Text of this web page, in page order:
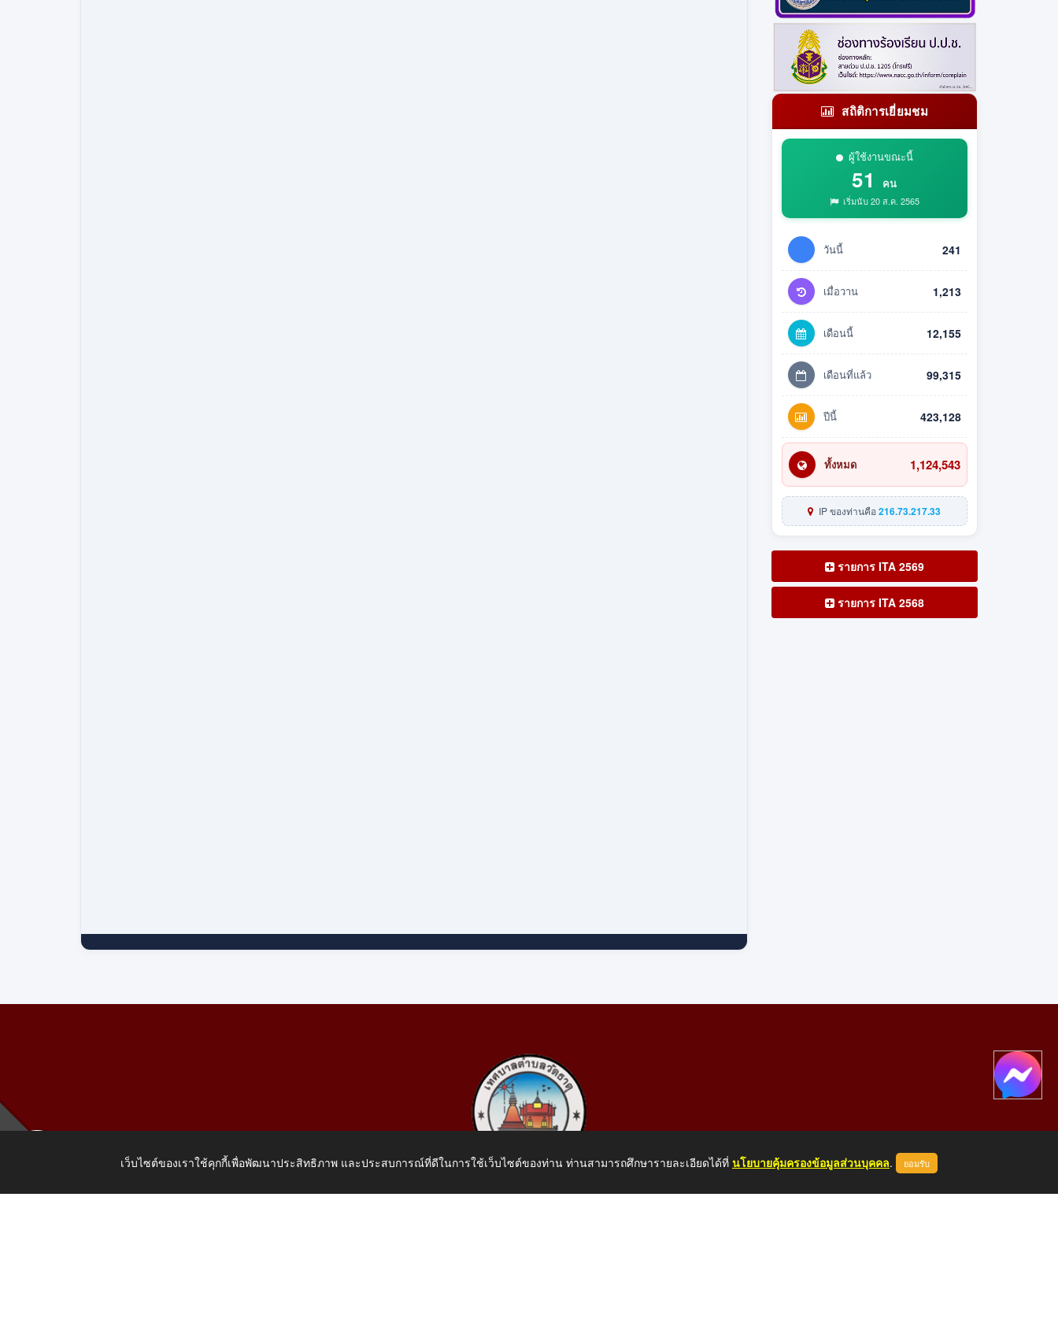
สถิติการเยี่ยมชม
ผู้ใช้งานขณะนี้
51 คน
เริ่มนับ 20 ส.ค. 2565
วันนี้ 241
เมื่อวาน 1,213
เดือนนี้ 12,155
เดือนที่แล้ว 99,315
ปีนี้ 423,128
ทั้งหมด 1,124,543
IP ของท่านคือ216.73.217.33
รายการ ITA 2569
รายการ ITA 2568
เว็บไซต์ของเราใช้คุกกี้เพื่อพัฒนาประสิทธิภาพ และประสบการณ์ที่ดีในการใช้เว็บไซต์ของท่าน ท่านสามารถศึกษารายละเอียดได้ที่ นโยบายคุ้มครองข้อมูลส่วนบุคคล. ยอมรับ